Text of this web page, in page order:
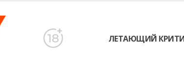
ЛЕТАЮЩИЙ